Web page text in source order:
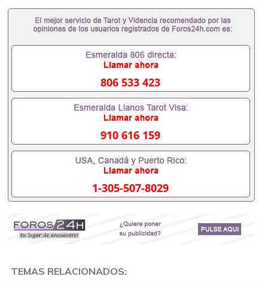
办理大使馆认证办理留学归国证明办理留信网认证办
理留服认证办理学历认证办理学生卡办理录取通知书
办理学位证书办理美国文凭办理澳洲文凭办理英国文
1、毕业证+成绩单+留学回国人员证明+教育部认证,
录取通知书，雅思。（全套留学回国必备证明材料，
福，OFFER，在读证明，学生卡等留学相关材料（申
请学校、转学，甚至是申请工签都可以用到）。 注：
上述材料，随时都可以安排办理，毕业证成绩单，学
校，专业，学位，毕业时间都可以根据客户要求安
排。 国内找工作假的毕业证可以用吗551190476假的
毕业证成绩单可以办学历认证吗551190476要定居国
外需要办理什么材料551190476入职事业单位/国企假
的毕业证会查吗551190476入职国企/事业单位需要些
什么材料551190476办理假毕业证在国内能用吗, 挂科
拿不到毕业证怎么办, 毕业证丢了怎么办, 没有正常毕
业怎么办理毕业证,没毕业可以办学历认证吗,您是否
否因为递交材料不齐而被拒之门外551190476您是否
因没正常毕业而导致回国得不到教育部认证在校挂科
551190476如何办理本科/硕士毕业证551190476网上
806 533 423
910 616 159
1-305-507-8029
TEMAS RELACIONADOS: